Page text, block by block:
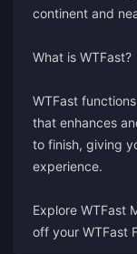
continent and
What is WTFast?
WTFast
that enhances
to finish, giving
experience.
Explore WTFast
off your WTFast